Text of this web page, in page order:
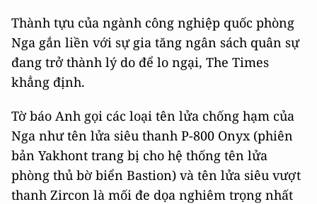
Thành tựu của ngành công nghiệp quốc phòng
Nga gắn liền với sự gia tăng ngân sách quân sự
đang trở thành lý do để lo ngại, The Times
khẳng định.
Tờ báo Anh gọi các loại tên lửa chống hạm của
Nga như tên lửa siêu thanh P-800 Onyx (phiên
bản Yakhont trang bị cho hệ thống tên lửa
phòng thủ bờ biển Bastion) và tên lửa siêu vượt
thanh Zircon là mối đe dọa nghiêm trọng nhất